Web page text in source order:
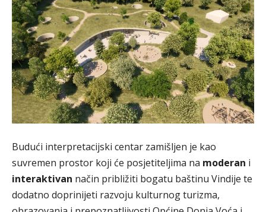
Budući interpretacijski centar zamišljen je kao
suvremen prostor koji će posjetiteljima na moderan i
interaktivan način približiti bogatu baštinu Vindije te
dodatno doprinijeti razvoju kulturnog turizma,